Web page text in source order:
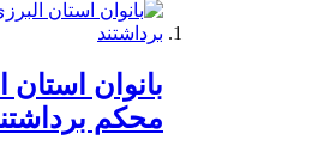
بانوان استان
محكم